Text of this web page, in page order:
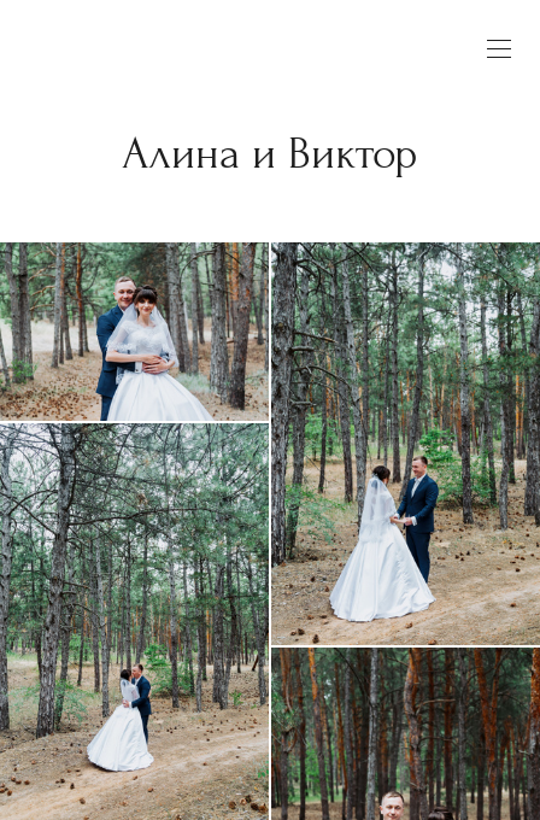
Алина и Виктор